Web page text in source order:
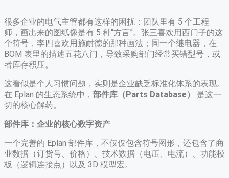
很多企业的电气主管都有这样的困扰：团队里有 5 个工程
师，画出来的图纸像是有 5 种“方言”。张三喜欢用西门子的这
个符号，李四喜欢用施耐德的那种画法；同一个继电器，在
BOM 表里的描述五花八门，导致采购部门经常买错型号，或
者库存积压。
这看似是个人习惯问题，实则是企业缺乏标准化体系的表现。
在 Eplan 的生态系统中， 部件库（Parts Database）
是这一
切的核心解药。
部件库：企业的核心数字资产
一个完善的 Eplan 部件库，不仅仅包含符号图形，还包含了商
业数据（订货号、价格）、技术数据（电压、电流）、功能模
板（逻辑连接点）以及 3D 模型宏。